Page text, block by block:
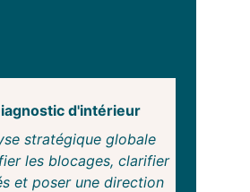
d'intérieur
stratégique globale
les blocages, clarifier
et poser une direction